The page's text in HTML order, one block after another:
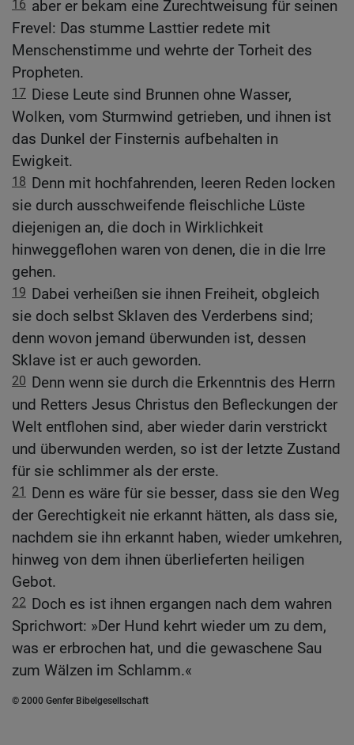
16 aber er bekam eine Zurechtweisung für seinen
Frevel: Das stumme Lasttier redete mit
Menschenstimme und wehrte der Torheit des
Propheten.
17 Diese Leute sind Brunnen ohne Wasser,
Wolken, vom Sturmwind getrieben, und ihnen ist
das Dunkel der Finsternis aufbehalten in
Ewigkeit.
18 Denn mit hochfahrenden, leeren Reden locken
sie durch ausschweifende fleischliche Lüste
diejenigen an, die doch in Wirklichkeit
hinweggeflohen waren von denen, die in die Irre
gehen.
19 Dabei verheißen sie ihnen Freiheit, obgleich
sie doch selbst Sklaven des Verderbens sind;
denn wovon jemand überwunden ist, dessen
Sklave ist er auch geworden.
20 Denn wenn sie durch die Erkenntnis des Herrn
und Retters Jesus Christus den Befleckungen der
Welt entflohen sind, aber wieder darin verstrickt
und überwunden werden, so ist der letzte Zustand
für sie schlimmer als der erste.
21 Denn es wäre für sie besser, dass sie den Weg
der Gerechtigkeit nie erkannt hätten, als dass sie,
nachdem sie ihn erkannt haben, wieder umkehren,
hinweg von dem ihnen überlieferten heiligen
Gebot.
22 Doch es ist ihnen ergangen nach dem wahren
Sprichwort: »Der Hund kehrt wieder um zu dem,
was er erbrochen hat, und die gewaschene Sau
zum Wälzen im Schlamm.«
© 2000 Genfer Bibelgesellschaft